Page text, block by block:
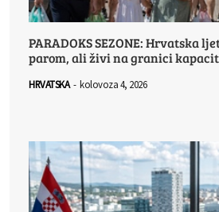
PARADOKS SEZONE: Hrvatska
parom, ali živi na granici
HRVATSKA - kolovoza 4, 2026